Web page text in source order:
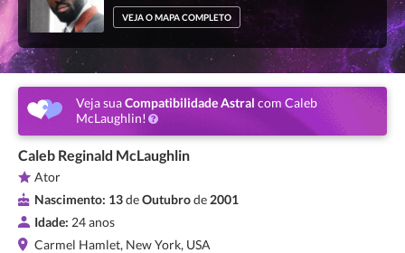
VEJA O MAPA COMPLETO
Veja suaCompatibilidade Astral com Caleb
McLaughlin!
Caleb Reginald McLaughlin
Ator
Nascimento: 13deOutubrode 2001
Idade: 24 anos
Carmel Hamlet, New York, USA